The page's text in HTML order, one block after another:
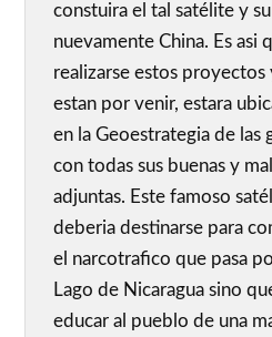
constuira el tal satélite y
nuevamente China. Es asi
realizarse estos proyectos
estan por venir, estara
en la Geoestrategia de las
con todas sus buenas y
adjuntas. Este famoso
deberia destinarse para
el narcotrafico que pasa
Lago de Nicaragua sino
educar al pueblo de una